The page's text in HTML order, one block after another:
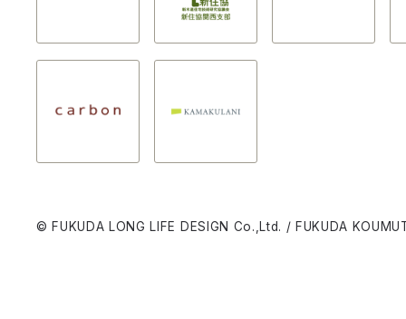
© FUKUDA LONG LIFE DESIGN Co.,Ltd. / FUKUDA